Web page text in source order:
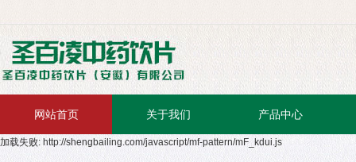
网站首页 关于我们 产品中心
加载失败: http://shengbailing.com/javascript/mf-pattern/mF_kdui.js